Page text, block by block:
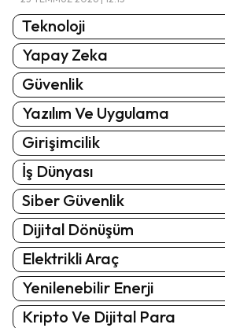
Teknoloji
Yapay Zeka
Güvenlik
Yazılım Ve Uygulama
Girişimcilik
İş Dünyası
Siber Güvenlik
Dijital Dönüşüm
Elektrikli Araç
Yenilenebilir Enerji
Kripto Ve Dijital Para